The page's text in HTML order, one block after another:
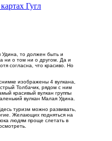
Гугл
Удина, то должен быть и
ни о том ни о другом. Да и
согласна, что красиво. Но
изображены 4 вулкана,
Толбачик, рядом с ним
красивый вулкан группы
вулкан Малая Удина.
туризм можно развивать,
Желающих подняться на
людям проще слетать в